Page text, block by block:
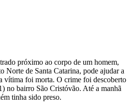
próximo ao corpo de um homem,
Norte de Santa Catarina, pode ajudar a
vítima foi morta. O crime foi descoberto
no bairro São Cristóvão. Até a manhã
tinha sido preso.